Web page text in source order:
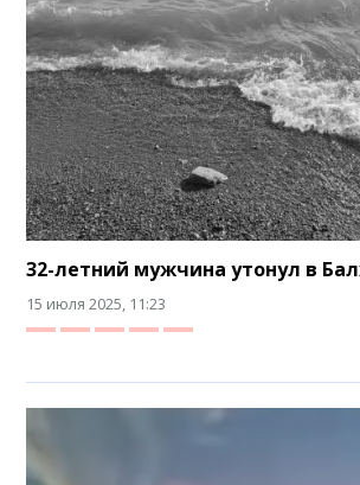
32-летний мужчина утонул в
15 июля 2025, 11:23